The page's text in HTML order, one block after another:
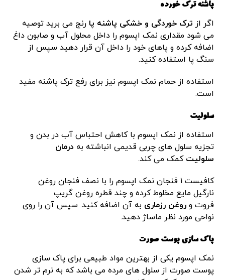
پاشنه ترک خورده
اگر از ترک خوردگی و خشکی پاشنه پا رنج می برید توصیه
می شود مقداری نمک اپسوم را داخل محلول آب و صابون داغ
اضافه کرده و پاهای خود را داخل آن قرار دهید سپس از
سنگ پا استفاده کنید.
استفاده از حمام نمک اپسوم نیز برای رفع ترک پاشنه مفید
است.
سلولیت
استفاده از نمک اپسوم با کاهش احتباس آب در بدن و
تجزیه سلول های چربی قدیمی انباشته به درمان
سلولیت کمک می کند.
کافیست ۱ فنجان نمک اپسوم را با نصف فنجان روغن
نارگیل مایع مخلوط کرده و چند قطره روغن گریپ
فروت وروغن رزماری به آن اضافه کنید. سپس آن را روی
نواحی مورد نظر ماساژ دهید.
پاک سازی پوست صورت
نمک اپسوم یکی از بهترین مواد طبیعی برای پاک سازی
پوست صورت از سلول های مرده می باشد که به نرم تر شدن